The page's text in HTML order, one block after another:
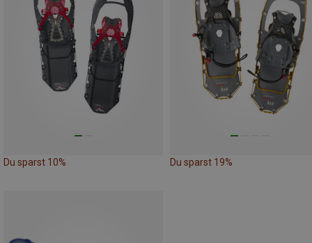
Du sparst 10% Du sparst 19%